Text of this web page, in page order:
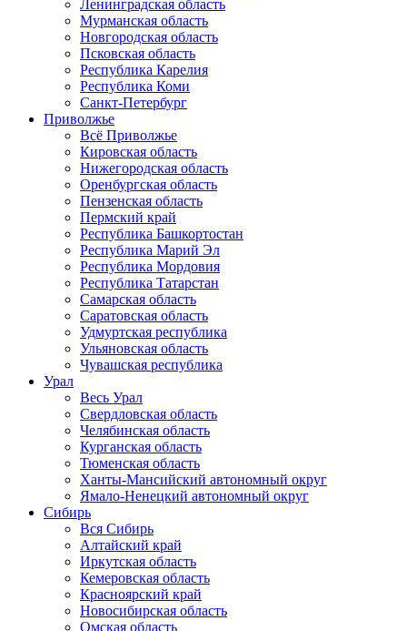
Ленинградская область
Мурманская область
Новгородская область
Псковская область
Республика Карелия
Республика Коми
Санкт-Петербург
Приволжье
Всё Приволжье
Кировская область
Нижегородская область
Оренбургская область
Пензенская область
Пермский край
Республика Башкортостан
Республика Марий Эл
Республика Мордовия
Республика Татарстан
Самарская область
Саратовская область
Удмуртская республика
Ульяновская область
Чувашская республика
Урал
Весь Урал
Свердловская область
Челябинская область
Курганская область
Тюменская область
Ханты-Мансийский автономный округ
Ямало-Ненецкий автономный округ
Сибирь
Вся Сибирь
Алтайский край
Иркутская область
Кемеровская область
Красноярский край
Новосибирская область
Омская область